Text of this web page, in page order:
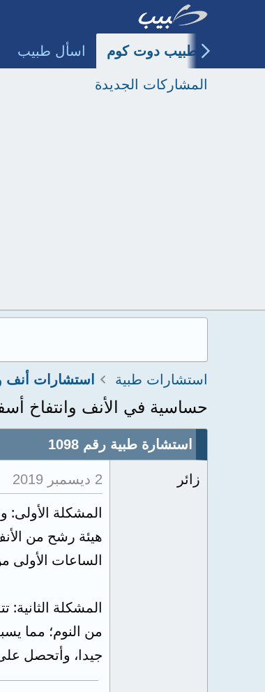
طبيب دوت كوم اسأل طبيب
المشاركات الجديدة
استشارات طبية استشارات أنف
حساسية في الأنف وانتفاخ
استشارة طبية رقم 1098
زائر 2 ديسمبر 2019
المشكلة
هيئة رشح من
الساعات الأولى
المشكلة
من النوم؛ مما
جيدا، وأتحصل على عدد